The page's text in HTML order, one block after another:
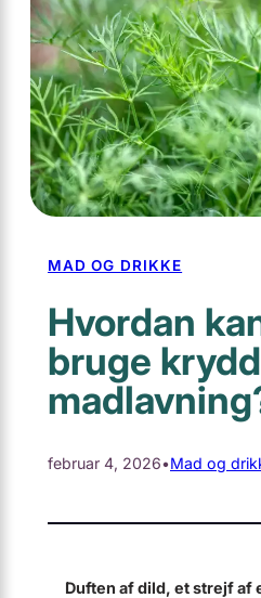
MAD OG DRIKKE
Hvordan
bruge
februar 4, 2026•Mad og
Duften af dild, et strejf af